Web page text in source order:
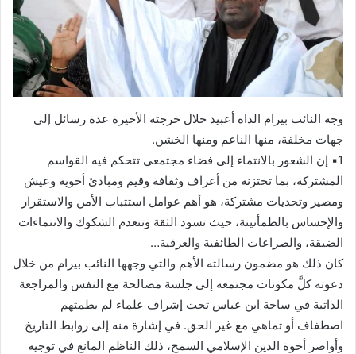
وجه النائب بيرام الداه أعبيد خلال خرجته الأخيرة عدة رسائل إلى
جهات مخلفة، منها الناعم ومنها الخشن.
1▪︎ إن الشعور بالانتماء إلى فضاء مجتمعي تتحكم فيه القواسم
المشتركة، بما تختزنه من أعراف وثقافة وقيم ومبادئ أخوية وعيش
ومصير وتحديات مشتركة، هو أهم عوامل استتباب الأمن والاستقرار
والإحساس بالطمأنينة، حيث تسود الثقة وتنعدم الشكوك والانتماءات
الضيقة، والصراعات الطائفية والعرقية…
كان ذلك هو مضمون رسالته الأهم والتي وجهها النائب بيرام من خلال
دعوته كلَّ مكونات مجتمعه إلى جلسة مصالحة مع النفس والمراجعة
الذاتية في ساحة ابن عباس تحت إشراف علماء لم يطمثهم
اصطفاف أو تماهي مع غير الحق. في إشارة منه إلى روابط التاريخ
وأواصر أخوة الدين الإسلامي السمح، ذلك الناظم المانع في توجيه